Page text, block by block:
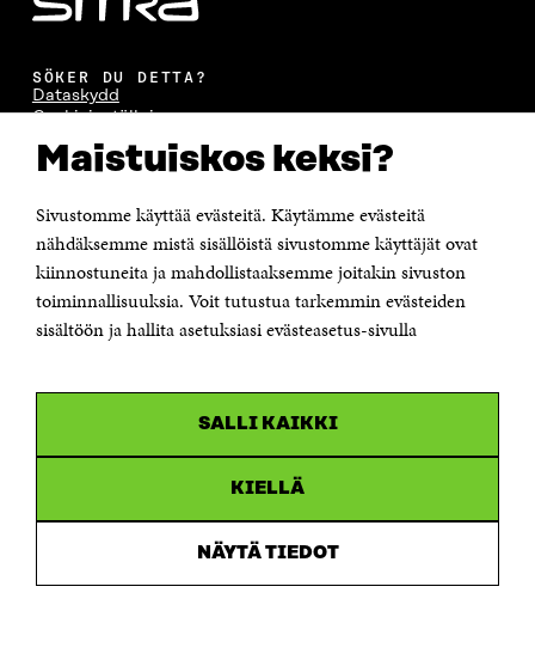
Maistuiskos keksi?
Sivustomme käyttää evästeitä. Käytämme evästeitä
nähdäksemme mistä sisällöistä sivustomme käyttäjät ovat
kiinnostuneita ja mahdollistaaksemme joitakin sivuston
toiminnallisuuksia. Voit tutustua tarkemmin evästeiden
sisältöön ja hallita asetuksiasi evästeasetus-sivulla
SALLI KAIKKI
KIELLÄ
NÄYTÄ TIEDOT
SÖKER DU DETTA?
Dataskydd
Cookieinställningar
Rapporteringskanal
Tillgänglighetsutredning
Sitra's digitala kommunikation och webbtjänster
KONTAKTA OSS
Jubileumsfonden för Finlands självständighet Sitra
Östersjögatan 11–13, PB 160,
00181 Helsingfors
Personalens e-postadresser har formen:
fornamn.efternamn@sitra.fi
Öppnas
nytt